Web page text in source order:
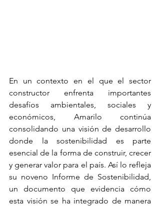
En un contexto en el que el sector
constructor enfrenta importantes
desafíos ambientales, sociales y
económicos, Amarilo continúa
consolidando una visión de desarrollo
donde la sostenibilidad es parte
esencial de la forma de construir, crecer
y generar valor para el país. Así lo refleja
su noveno Informe de Sostenibilidad,
un documento que evidencia cómo
esta visión se ha integrado de manera